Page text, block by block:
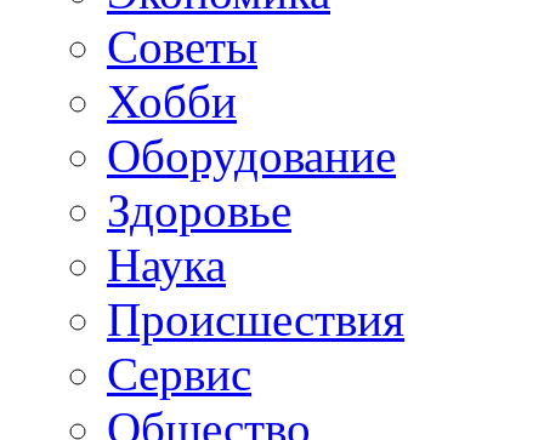
Советы
Хобби
Oборудование
Здоровье
Наука
Происшествия
Сервис
Общество